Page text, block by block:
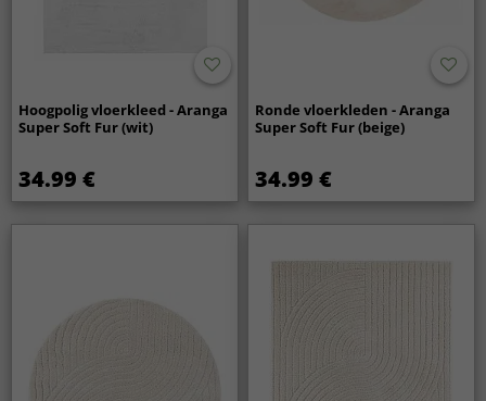
Hoogpolig vloerkleed - Aranga
Super Soft Fur (wit)
34.99 €
Ronde vloerkleden - Aranga
Super Soft Fur (beige)
34.99 €